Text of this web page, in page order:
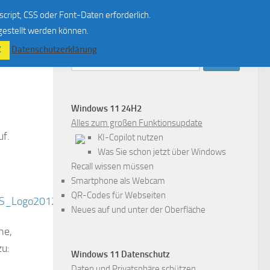
Suchen
nach:
Windows 11 24H2
Alles zum großen Funktionsupdate
KI-Copilot nutzen
Was Sie schon jetzt über Windows
Recall wissen müssen
Smartphone als Webcam
QR-Codes für Webseiten
Neues auf und unter der Oberfläche
Windows 11 Datenschutz
CSS oder Font-Daten erforderlich.
werden können.
Datenschutzerklärung